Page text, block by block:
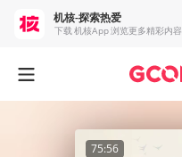
75:56
机核-探索热爱
下载 机核App 浏览更多精彩内容